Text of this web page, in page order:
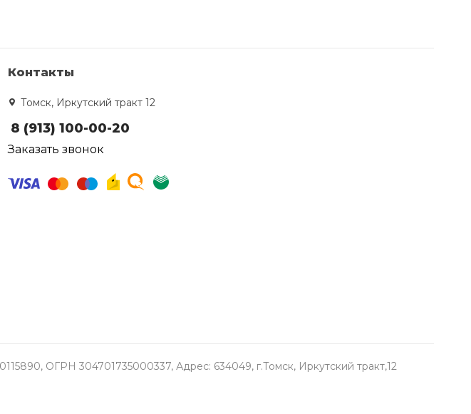
Контакты
Томск, Иркутский тракт 12
8 (913) 100-00-20
Заказать звонок
ОГРН 304701735000337, Адрес: 634049, г.Томск, Иркутский тракт,12